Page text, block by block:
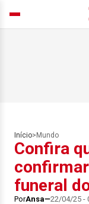
Início> Mundo
Confira
funeral
PorAnsa 22/04/25 -